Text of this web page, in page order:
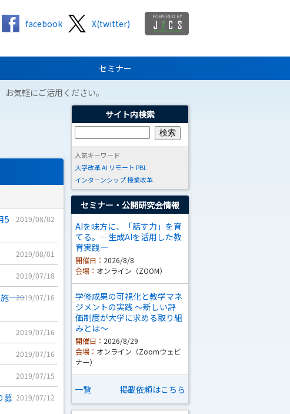
X(twitter)
facebook
セミナー
気軽にご活用ください。
2019/08/02
5
2019/08/01
2019/07/18
2019/07/16
2019/07/16
2019/07/16
2019/07/15
2019/07/12
募
サイト内検索
人気キーワード
大学改革AI リモート PBL
インターンシップ授業改革
セミナー・公開研究会情報
AIを味方に、「話す力」を育
てる。―生成AIを活用した教
育実践―
開催日： 2026/8/8
会場： オンライン（ZOOM）
学修成果の可視化と教学マネ
ジメントの実践 ～新しい評
価制度が大学に求める取り組
みとは～
開催日： 2026/8/29
会場： オンライン（Zoomウェビ
ナー）
一覧 掲載依頼はこちら